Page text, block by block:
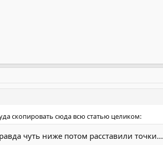
скопировать сюда всю статью целиком:
чуть ниже потом расставили точки...